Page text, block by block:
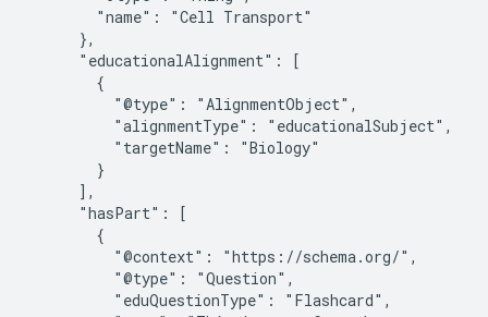
        "name": "Cell Transport"
      },
      "educationalAlignment": [
        {
          "@type": "AlignmentObject",
          "alignmentType": "educationalSubject",
          "targetName": "Biology"
        }
      ],
      "hasPart": [
        {
          "@context": "https://schema.org/",
          "@type": "Question",
          "eduQuestionType": "Flashcard",